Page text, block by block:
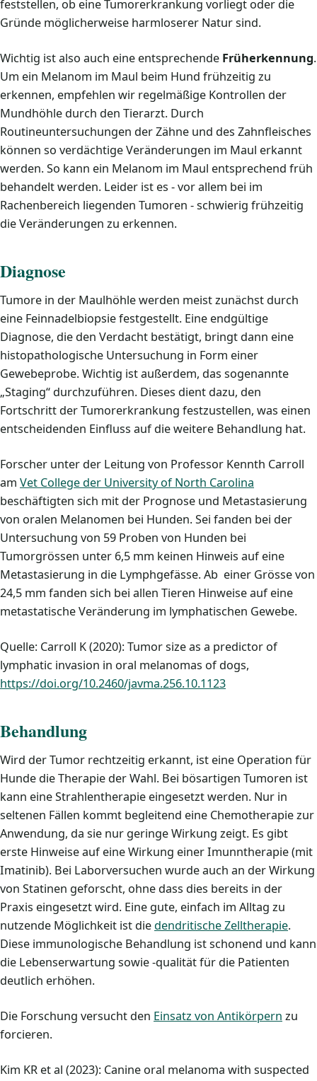
feststellen, ob eine Tumorerkrankung vorliegt oder die
Gründe möglicherweise harmloserer Natur sind.
Wichtig ist also auch eine entsprechende Früherkennung.
Um ein Melanom im Maul beim Hund frühzeitig zu
erkennen, empfehlen wir regelmäßige Kontrollen der
Mundhöhle durch den Tierarzt. Durch
Routineuntersuchungen der Zähne und des Zahnfleisches
können so verdächtige Veränderungen im Maul erkannt
werden. So kann ein Melanom im Maul entsprechend früh
behandelt werden. Leider ist es - vor allem bei im
Rachenbereich liegenden Tumoren - schwierig frühzeitig
die Veränderungen zu erkennen.
Diagnose
Tumore in der Maulhöhle werden meist zunächst durch
eine Feinnadelbiopsie festgestellt. Eine endgültige
Diagnose, die den Verdacht bestätigt, bringt dann eine
histopathologische Untersuchung in Form einer
Gewebeprobe. Wichtig ist außerdem, das sogenannte
„Staging“ durchzuführen. Dieses dient dazu, den
Fortschritt der Tumorerkrankung festzustellen, was einen
entscheidenden Einfluss auf die weitere Behandlung hat.
Forscher unter der Leitung von Professor Kennth Carroll
am Vet College der University of North Carolina
beschäftigten sich mit der Prognose und Metastasierung
von oralen Melanomen bei Hunden. Sei fanden bei der
Untersuchung von 59 Proben von Hunden bei
Tumorgrössen unter 6,5 mm keinen Hinweis auf eine
Metastasierung in die Lymphgefässe. Ab einer Grösse von
24,5 mm fanden sich bei allen Tieren Hinweise auf eine
metastatische Veränderung im lymphatischen Gewebe.
Quelle: Carroll K (2020): Tumor size as a predictor of
lymphatic invasion in oral melanomas of dogs,
https://doi.org/10.2460/javma.256.10.1123
Behandlung
Wird der Tumor rechtzeitig erkannt, ist eine Operation für
Hunde die Therapie der Wahl. Bei bösartigen Tumoren ist
kann eine Strahlentherapie eingesetzt werden. Nur in
seltenen Fällen kommt begleitend eine Chemotherapie zur
Anwendung, da sie nur geringe Wirkung zeigt. Es gibt
erste Hinweise auf eine Wirkung einer Imunntherapie (mit
Imatinib). Bei Laborversuchen wurde auch an der Wirkung
von Statinen geforscht, ohne dass dies bereits in der
Praxis eingesetzt wird. Eine gute, einfach im Alltag zu
nutzende Möglichkeit ist diedendritische Zelltherapie.
Diese immunologische Behandlung ist schonend und kann
die Lebenserwartung sowie -qualität für die Patienten
deutlich erhöhen.
Die Forschung versucht den Einsatz von Antikörpern zu
forcieren.
Kim KR et al (2023): Canine oral melanoma with suspected